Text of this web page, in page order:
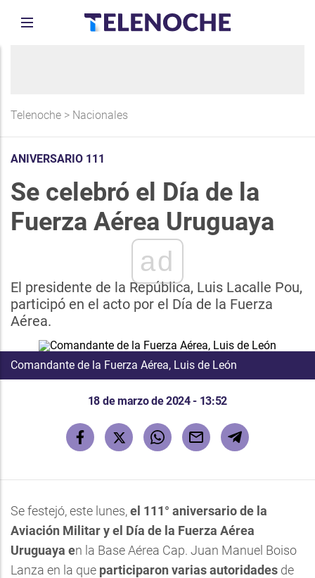
Telenoche > Nacionales
ANIVERSARIO 111
Se celebró el Día de la
Fuerza Aérea Uruguaya
ad
El presidente de la República, Luis Lacalle Pou,
participó en el acto por el Día de la Fuerza
Aérea.
Comandante de la Fuerza Aérea, Luis de León
18 de marzo de 2024 - 13:52
Se festejó, este lunes,el 111° aniversario de la
Aviación Militar y el Día de la Fuerza Aérea
Uruguaya en la Base Aérea Cap. Juan Manuel Boiso
Lanza en la que participaron varias autoridades de